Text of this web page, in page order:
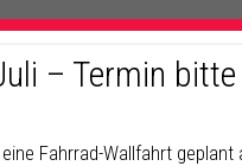
– Termin
Fahrrad-Wallfahrt geplant